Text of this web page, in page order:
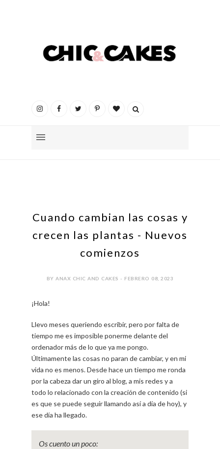
Cuando cambian las cosas y
crecen las plantas - Nuevos
comienzos
BY ANAX CHIC AND CAKES - FEBRERO 08, 2023
¡Hola!
Llevo meses queriendo escribir, pero por falta de
tiempo me es imposible ponerme delante del
ordenador más de lo que ya me pongo.
Últimamente las cosas no paran de cambiar, y en mi
vida no es menos. Desde hace un tiempo me ronda
por la cabeza dar un giro al blog, a mis redes y a
todo lo relacionado con la creación de contenido (si
es que se puede seguir llamando así a día de hoy), y
ese día ha llegado.
Os cuento un poco: